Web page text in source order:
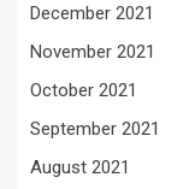
December 2021
November 2021
October 2021
September 2021
August 2021